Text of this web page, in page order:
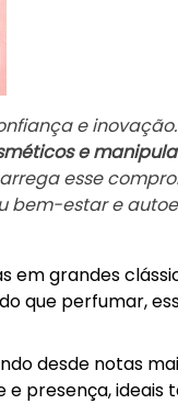
e inovação.
e
esse
bem-estar e
em grandes
que perfumar,
desde notas
e presença,